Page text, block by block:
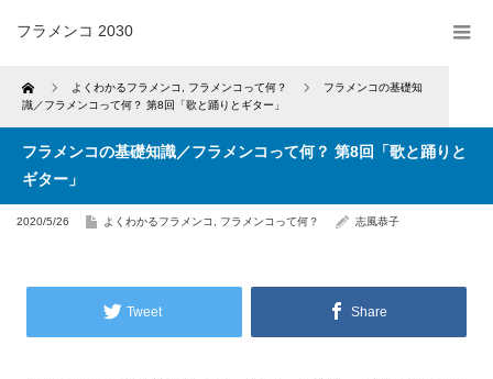
フラメンコ 2030
Home よくわかるフラメンコ フラメンコって何？
フラメンコの基礎知
識／フラメンコって何？ 第8回「歌と踊りとギター」
フラメンコの基礎知識／フラメンコって何？ 第8回「歌と踊りと
ギター」
2020/5/26 よくわかるフラメンコ フラメンコって何？ 志風恭子
Tweet Share